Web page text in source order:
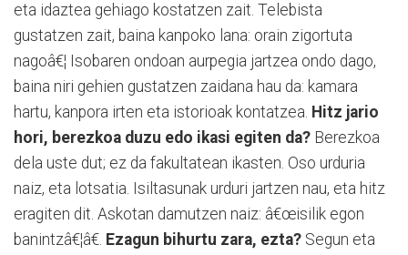
eta idaztea gehiago kostatzen zait. Telebista
gustatzen zait, baina kanpoko lana: orain zigortuta
nagoâ€¦ Isobaren ondoan aurpegia jartzea ondo dago,
baina niri gehien gustatzen zaidana hau da: kamara
hartu, kanpora irten eta istorioak kontatzea. Hitz jario
hori, berezkoa duzu edo ikasi egiten da? Berezkoa
dela uste dut; ez da fakultatean ikasten. Oso urduria
naiz, eta lotsatia. Isiltasunak urduri jartzen nau, eta hitz
eragiten dit. Askotan damutzen naiz: â€œisilik egon
banintzâ€¦â€. Ezagun bihurtu zara, ezta? Segun eta